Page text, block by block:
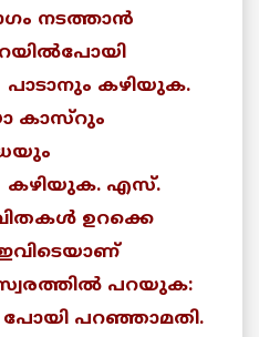
നടത്താന്‍
പാടാനും കഴിയുക.
കാസ്റും
കഴിയുക. എസ്.
ഉറക്കെ
പറയുക:
പറഞ്ഞാമതി.